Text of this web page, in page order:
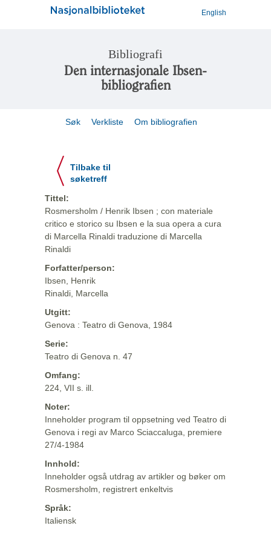
English
Bibliografi
Den internasjonale Ibsen-
bibliografien
Søk Verkliste Om bibliografien
Tilbake til
søketreff
Tittel:
Rosmersholm / Henrik Ibsen ; con materiale
critico e storico su Ibsen e la sua opera a cura
di Marcella Rinaldi traduzione di Marcella
Rinaldi
Forfatter/person:
Ibsen, Henrik
Rinaldi, Marcella
Utgitt:
Genova : Teatro di Genova, 1984
Serie:
Teatro di Genova n. 47
Omfang:
224, VII s. ill.
Noter:
Inneholder program til oppsetning ved Teatro di
Genova i regi av Marco Sciaccaluga, premiere
27/4-1984
Innhold:
Inneholder også utdrag av artikler og bøker om
Rosmersholm, registrert enkeltvis
Språk:
Italiensk